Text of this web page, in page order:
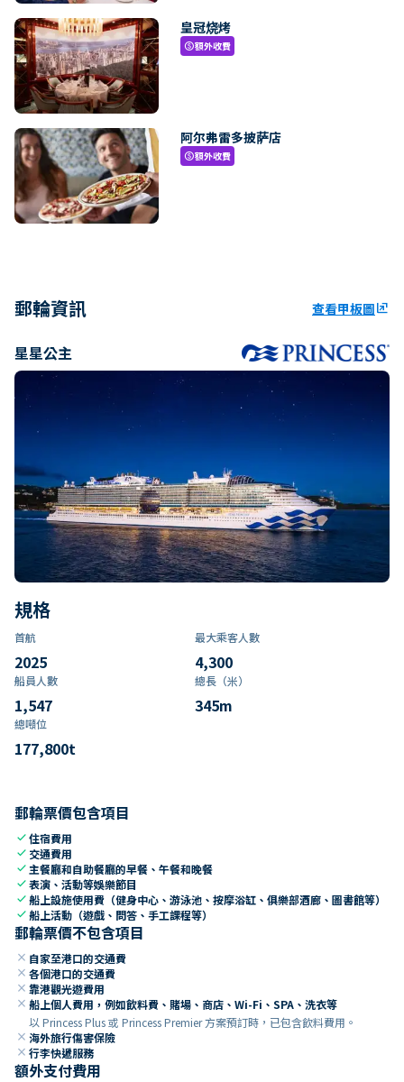
皇冠烧烤
paid額外收費
阿尔弗雷多披萨店
paid額外收費
郵輪資訊 查看甲板圖ungroup
星星公主
規格
首航
2025
最大乘客人數
4,300
船員人數
1,547
總長（米）
345m
總噸位
177,800t
郵輪票價包含項目
check住宿費用
check 交通費用
check 主餐廳和自助餐廳的早餐、午餐和晚餐
check表演、活動等娛樂節目
check船上設施使用費（健身中心、游泳池、按摩浴缸、俱樂部酒廊、圖書館等）
check船上活動（遊戲、問答、手工課程等）
郵輪票價不包含項目
close 自家至港口的交通費
close 各個港口的交通費
close 靠港觀光遊費用
close 船上個人費用，例如飲料費、賭場、商店、Wi-Fi、SPA、洗衣等
以 Princess Plus 或 Princess Premier 方案預訂時，已包含飲料費用。
close 海外旅行傷害保險
close 行李快遞服務
額外支付費用